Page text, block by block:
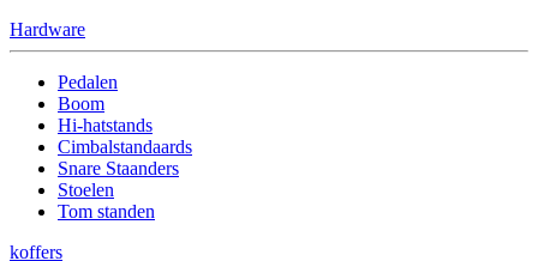
Hardware
Pedalen
Boom
Hi-hatstands
Cimbalstandaards
Snare Staanders
Stoelen
Tom standen
koffers